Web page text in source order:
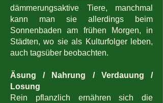
dämmerungsaktive Tiere, manchmal
kann man sie allerdings beim
Sonnenbaden am frühen Morgen, in
Städten, wo sie als Kulturfolger leben,
auch tagsüber beobachten.
Äsung / Nahrung / Verdauung /
Losung
Rein pflanzlich ernähren sich die